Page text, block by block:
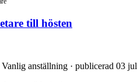
till hösten
Vanlig anställning · publicerad 03 jul